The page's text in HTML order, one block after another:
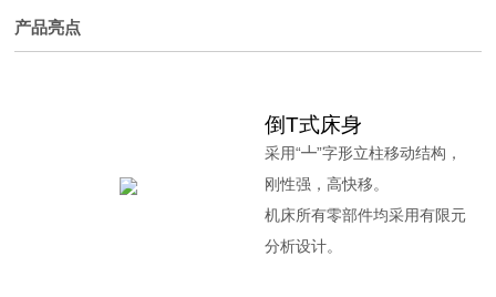
产品亮点
倒T式床身
采用“┻”字形立柱移动结构，
刚性强，高快移。
机床所有零部件均采用有限元
分析设计。